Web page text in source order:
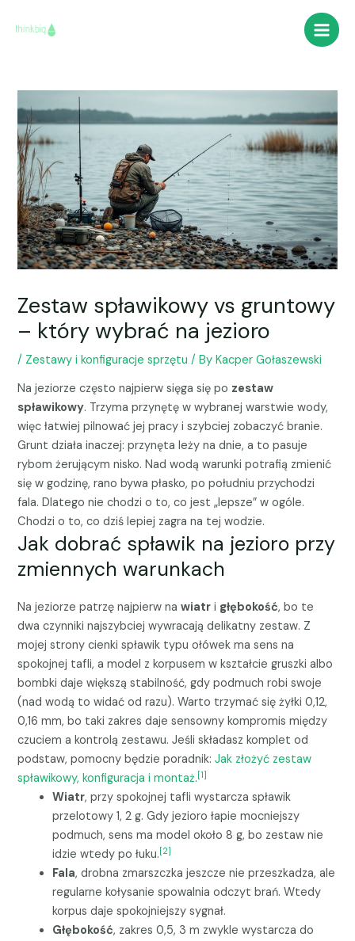
Main
Zestaw spławikowy vs gruntowy
– który wybrać na jezioro
/ Zestawy i konfiguracje sprzętu / ByKacper Gołaszewski
Na jeziorze często najpierw sięga się po zestaw
spławikowy. Trzyma przynętę w wybranej warstwie wody,
więc łatwiej pilnować jej pracy i szybciej zobaczyć branie.
Grunt działa inaczej: przynęta leży na dnie, a to pasuje
rybom żerującym nisko. Nad wodą warunki potrafią zmienić
się w godzinę, rano bywa płasko, po południu przychodzi
fala. Dlatego nie chodzi o to, co jest „lepsze” w ogóle.
Chodzi o to, co dziś lepiej zagra na tej wodzie.
Jak dobrać spławik na jezioro przy
zmiennych warunkach
Na jeziorze patrzę najpierw nawiatr i głębokość, bo te
dwa czynniki najszybciej wywracają delikatny zestaw. Z
mojej strony cienki spławik typu ołówek ma sens na
spokojnej tafli, a model z korpusem w kształcie gruszki albo
bombki daje większą stabilność, gdy podmuch robi swoje
(nad wodą to widać od razu). Warto trzymać się żyłki 0,12,
0,16 mm, bo taki zakres daje sensowny kompromis między
czuciem a kontrolą zestawu. Jeśli składasz komplet od
podstaw, pomocny będzie poradnik:Jak złożyć zestaw
spławikowy, konfiguracja i montaż.[1]
Wiatr, przy spokojnej tafli wystarcza spławik
przelotowy 1, 2 g. Gdy jezioro łapie mocniejszy
podmuch, sens ma model około 8 g, bo zestaw nie
idzie wtedy po łuku.[2]
Fala, drobna zmarszczka jeszcze nie przeszkadza, ale
regularne kołysanie spowalnia odczyt brań. Wtedy
korpus daje spokojniejszy sygnał.
Głębokość, zakres 0,5, 3 m zwykle wystarcza do
navigation